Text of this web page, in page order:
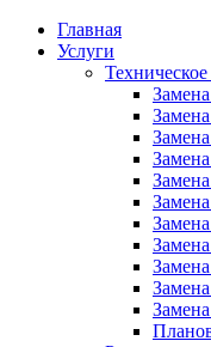
Главная
Услуги